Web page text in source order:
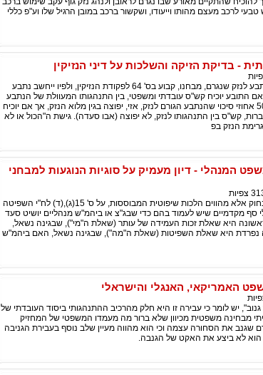
לפלת"ד), רק שימוש טבעי לרכב מעצם מהותו וייעודו, ושקשור ברכב במובן הרגיל שלו וע"פ כללי
- בדיקת הזיקה והשלכות על דיני הנזיקין
קש"ס בודק אם יש זיקה מספקת בין האשמת הנתבע לנזק שנגרם, מבחנו, קבוע בס' 64 לפקודת הנזיקין, ולפיו ייחשב נתבע
או 1 הסיבות לנזק". אם התובע יוכיח קש"ס עובדתי ומשפטי, בין התנהגותו המעוולת של הנתבע
כלפיו ובין הנזק, ע"פ מאזן ההסתברות, קרי מעל 50 אחוזי סיכוי שהנתבע הגורם לנזק, אזי, יפוצה בגין מלוא הנזק, אך אם יוכיח
קש"ס בין התנהגותו לנזק, לא יפוצה (אבו סעדה). גישת ה"הכול או לא
הנזק בפ
המנהלי - דיון מעמיק על סוגיות הנוגעות למבחני
צפיות
שאלות השפיטות וזכות העמידה, אינם מופיעים בחוק אלא מהווים הלכות שיפוטית המבוססות, על ס' 15(ג),(ד) לח"י השפיטה
מקדמיים שיש לעמוד בהם כדי שבג"צ או ביהמ"ש מנהליים יושיט סעד
היא שאלת זכות העמידה של עותר (שאלת ה"מי"), שבגינה נשאל,
נפרדת היא שאלת השפיטות (שאלת ה"מה"), שבגינה נשאל, האם ביהמ"ש
האמריקאי, האנגלי והישראלי
יש לומר כי עבירה זו היא חלק מהרכיב ההתנהגותי ביסוד העובדתי של
מבחינה משפטית מכיוון שלא ברור מה מעמדו המשפטי של המחזיק
את הסחורה עצמה וכי הוא מהווה מעיין שלב נוסף בעבירת הגניבה
הוא לא ביצע את האקט של הגנבה.